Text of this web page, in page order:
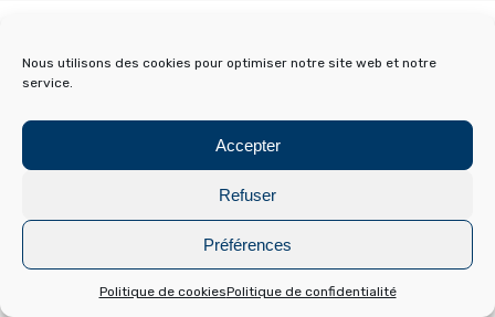
Nous utilisons des cookies pour optimiser notre site web et notre
service.
Accepter
Refuser
Préférences
Politique de cookiesPolitique de confidentialité